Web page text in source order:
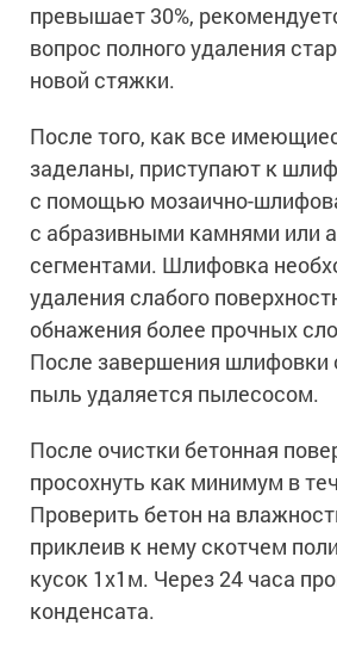
превышает 30%,
вопрос полного удаления
новой стяжки.
После того, как все
заделаны, приступают к
с помощью мозаично-
с абразивными камнями или
сегментами. Шлифовка
удаления слабого
обнажения более прочных
После завершения шлифовки
пыль удаляется пылесосом.
После очистки бетонная
просохнуть как минимум в
Проверить бетон на
приклеив к нему скотчем
кусок 1х1м. Через 24 часа
конденсата.